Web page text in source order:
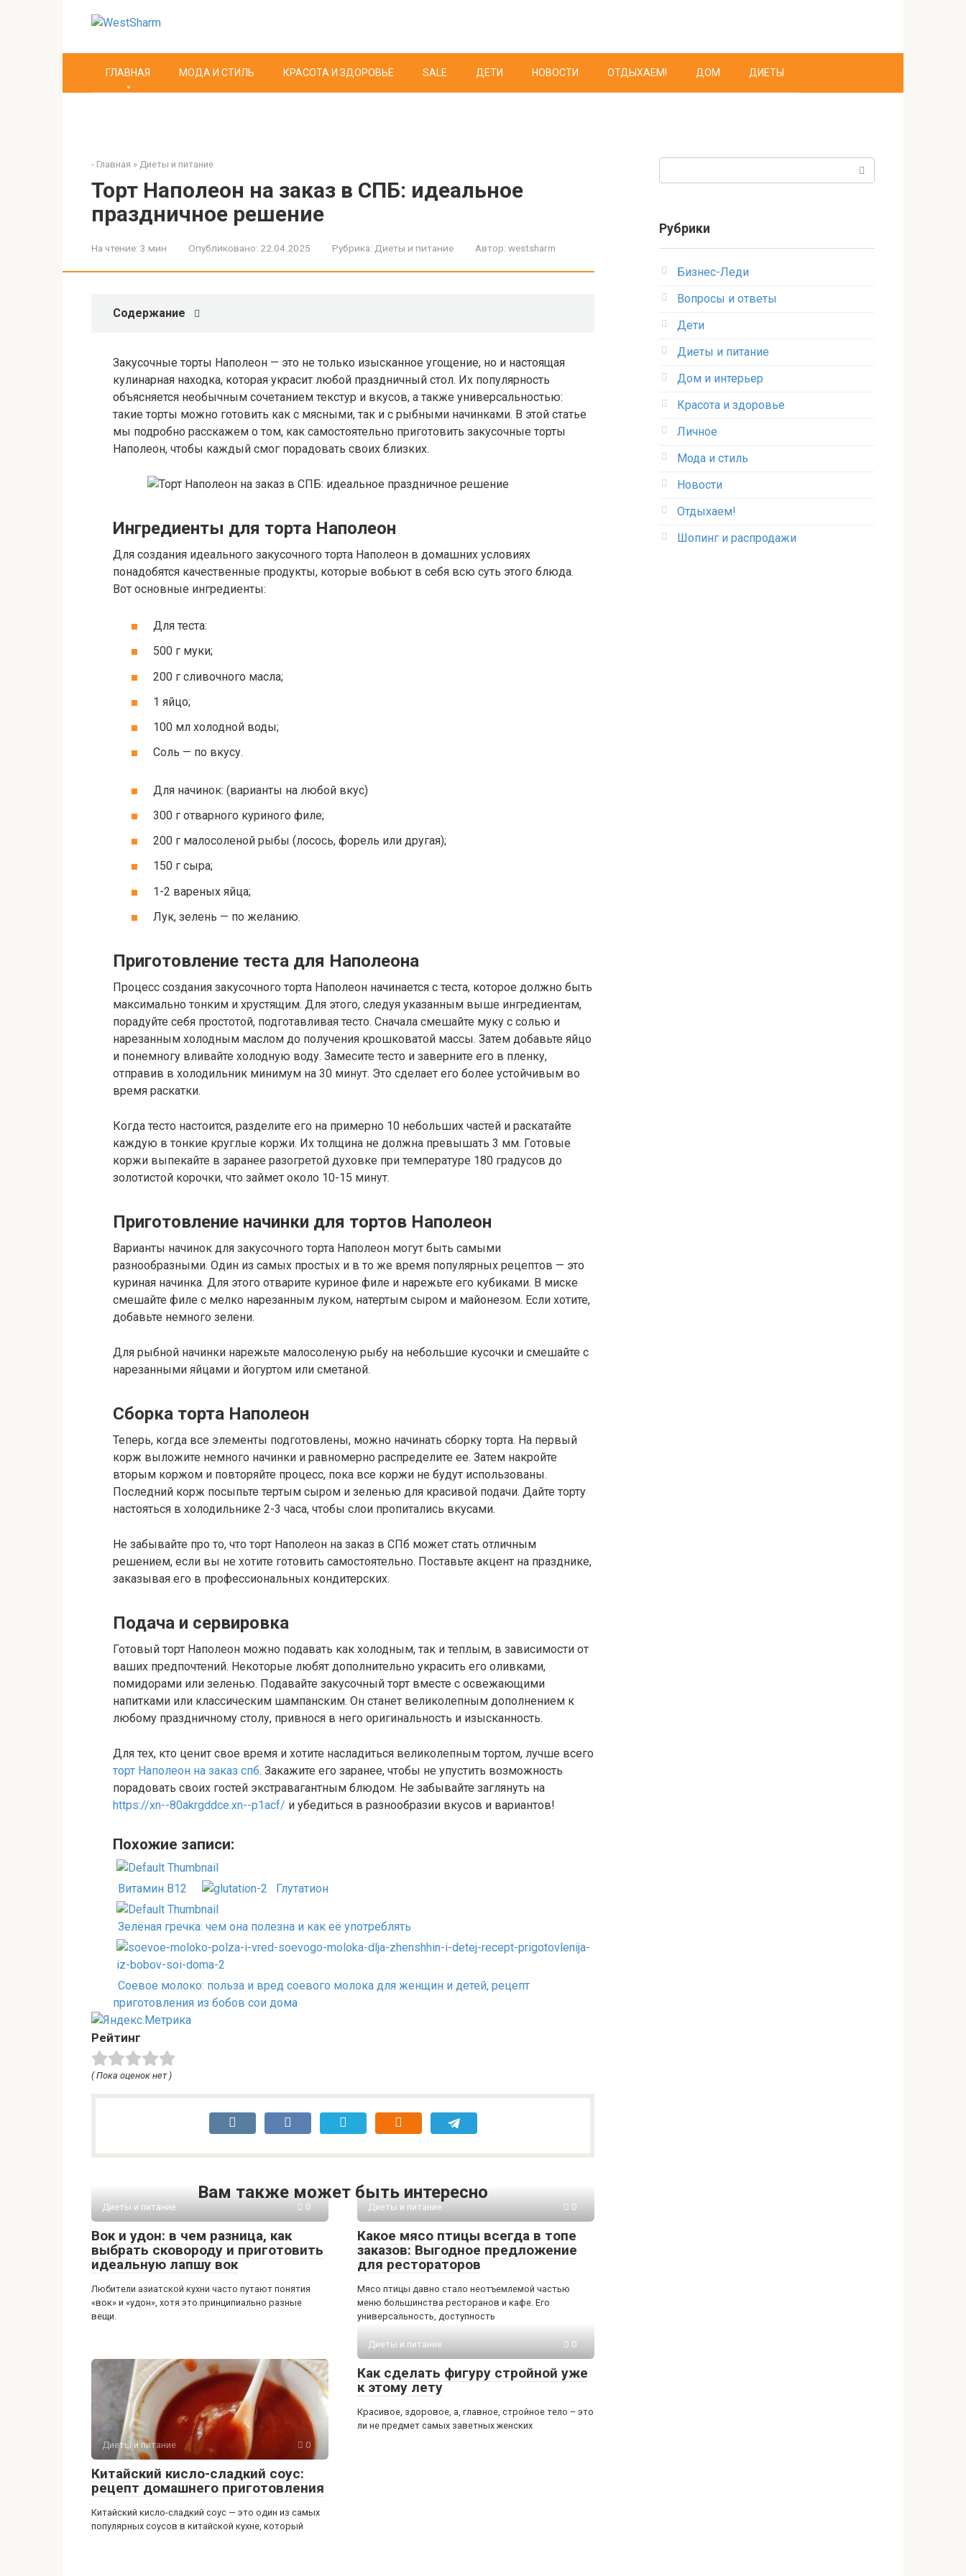
ГЛАВНАЯ МОДА И СТИЛЬ КРАСОТА И ЗДОРОВЬЕ SALE ДЕТИ НОВОСТИ ОТДЫХАЕМ! ДОМ ДИЕТЫ
- Главная » Диеты и питание
Торт Наполеон на заказ в СПБ: идеальное
праздничное решение
На чтение: 3 мин Опубликовано: 22.04.2025 Рубрика: Диеты и питание Автор: westsharm
Содержание
Закусочные торты Наполеон — это не только изысканное угощение, но и настоящая
кулинарная находка, которая украсит любой праздничный стол. Их популярность
объясняется необычным сочетанием текстур и вкусов, а также универсальностью:
такие торты можно готовить как с мясными, так и с рыбными начинками. В этой статье
мы подробно расскажем о том, как самостоятельно приготовить закусочные торты
Наполеон, чтобы каждый смог порадовать своих близких.
Ингредиенты для торта Наполеон
Для создания идеального закусочного торта Наполеон в домашних условиях
понадобятся качественные продукты, которые вобьют в себя всю суть этого блюда.
Вот основные ингредиенты:
Для теста:
500 г муки;
200 г сливочного масла;
1 яйцо;
100 мл холодной воды;
Соль — по вкусу.
Для начинок: (варианты на любой вкус)
300 г отварного куриного филе;
200 г малосоленой рыбы (лосось, форель или другая);
150 г сыра;
1-2 вареных яйца;
Лук, зелень — по желанию.
Приготовление теста для Наполеона
Процесс создания закусочного торта Наполеон начинается с теста, которое должно быть
максимально тонким и хрустящим. Для этого, следуя указанным выше ингредиентам,
порадуйте себя простотой, подготавливая тесто. Сначала смешайте муку с солью и
нарезанным холодным маслом до получения крошковатой массы. Затем добавьте яйцо
и понемногу вливайте холодную воду. Замесите тесто и заверните его в пленку,
отправив в холодильник минимум на 30 минут. Это сделает его более устойчивым во
время раскатки.
Когда тесто настоится, разделите его на примерно 10 небольших частей и раскатайте
каждую в тонкие круглые коржи. Их толщина не должна превышать 3 мм. Готовые
коржи выпекайте в заранее разогретой духовке при температуре 180 градусов до
золотистой корочки, что займет около 10-15 минут.
Приготовление начинки для тортов Наполеон
Варианты начинок для закусочного торта Наполеон могут быть самыми
разнообразными. Один из самых простых и в то же время популярных рецептов — это
куриная начинка. Для этого отварите куриное филе и нарежьте его кубиками. В миске
смешайте филе с мелко нарезанным луком, натертым сыром и майонезом. Если хотите,
добавьте немного зелени.
Для рыбной начинки нарежьте малосоленую рыбу на небольшие кусочки и смешайте с
нарезанными яйцами и йогуртом или сметаной.
Сборка торта Наполеон
Теперь, когда все элементы подготовлены, можно начинать сборку торта. На первый
корж выложите немного начинки и равномерно распределите ее. Затем накройте
вторым коржом и повторяйте процесс, пока все коржи не будут использованы.
Последний корж посыпьте тертым сыром и зеленью для красивой подачи. Дайте торту
настояться в холодильнике 2-3 часа, чтобы слои пропитались вкусами.
Не забывайте про то, что торт Наполеон на заказ в СПб может стать отличным
решением, если вы не хотите готовить самостоятельно. Поставьте акцент на празднике,
заказывая его в профессиональных кондитерских.
Подача и сервировка
Готовый торт Наполеон можно подавать как холодным, так и теплым, в зависимости от
ваших предпочтений. Некоторые любят дополнительно украсить его оливками,
помидорами или зеленью. Подавайте закусочный торт вместе с освежающими
напитками или классическим шампанским. Он станет великолепным дополнением к
любому праздничному столу, привнося в него оригинальность и изысканность.
Для тех, кто ценит свое время и хотите насладиться великолепным тортом, лучше всего
торт Наполеон на заказ спб. Закажите его заранее, чтобы не упустить возможность
порадовать своих гостей экстравагантным блюдом. Не забывайте заглянуть на
https://xn--80akrgddce.xn--p1acf/ и убедиться в разнообразии вкусов и вариантов!
Похожие записи:
Витамин В12 Глутатион
Зелёная гречка: чем она полезна и как её употреблять
Соевое молоко: польза и вред соевого молока для женщин и детей, рецепт
приготовления из бобов сои дома
Рейтинг
( Пока оценок нет )
Вам также может быть интересно
Диеты и питание 0
Вок и удон: в чем разница, как
выбрать сковороду и приготовить
идеальную лапшу вок
Любители азиатской кухни часто путают понятия
«вок» и «удон», хотя это принципиально разные
вещи.
Диеты и питание 0
Какое мясо птицы всегда в топе
заказов: Выгодное предложение
для рестораторов
Мясо птицы давно стало неотъемлемой частью
меню большинства ресторанов и кафе. Его
универсальность, доступность
Диеты и питание 0
Китайский кисло-сладкий соус:
рецепт домашнего приготовления
Китайский кисло-сладкий соус — это один из самых
популярных соусов в китайской кухне, который
Диеты и питание 0
Как сделать фигуру стройной уже
к этому лету
Красивое, здоровое, а, главное, стройное тело – это
ли не предмет самых заветных женских
Рубрики
Бизнес-Леди
Вопросы и ответы
Дети
Диеты и питание
Дом и интерьер
Красота и здоровье
Личное
Мода и стиль
Новости
Отдыхаем!
Шопинг и распродажи